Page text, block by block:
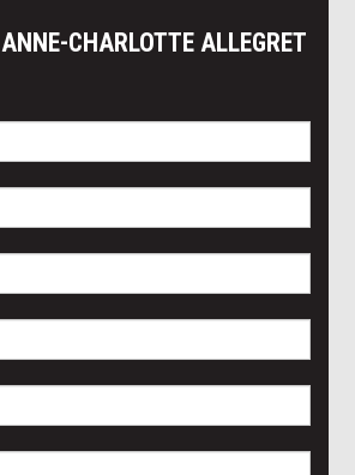
ANNE-CHARLOTTE ALLEGRET